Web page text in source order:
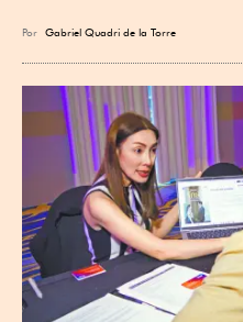
Por Gabriel Quadri de la Torre